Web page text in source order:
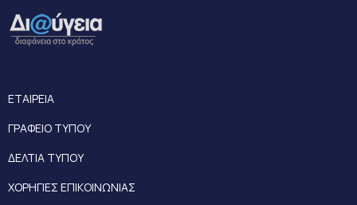
ΕΤΑΙΡΕΙΑ
ΓΡΑΦΕΙΟ ΤΥΠΟΥ
ΔΕΛΤΙΑ ΤΥΠΟΥ
ΧΟΡΗΓΙΕΣ ΕΠΙΚΟΙΝΩΝΙΑΣ